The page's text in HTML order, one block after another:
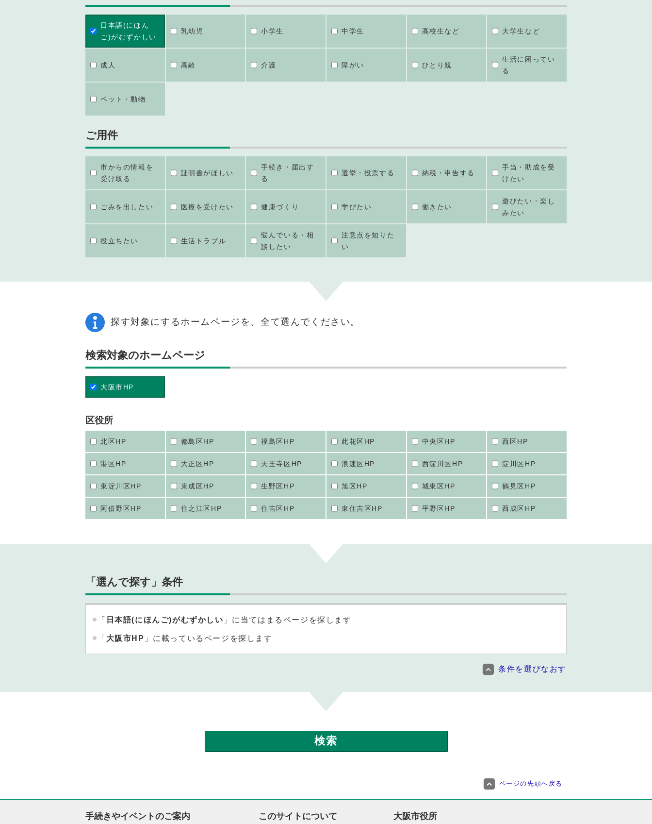
日本語(にほん
ご)がむずかしい
乳幼児 小学生 中学生 高校生など 大学生など
成人 高齢 介護 障がい ひとり親
生活に困ってい
る
ペット・動物
ご用件
市からの情報を
受け取る
証明書がほしい
手続き・届出す
る
選挙・投票する 納税・申告する
手当・助成を受
けたい
ごみを出したい 医療を受けたい 健康づくり 学びたい 働きたい
遊びたい・楽し
みたい
役立ちたい 生活トラブル
悩んでいる・相
談したい
注意点を知りた
い
探す対象にするホームページを、全て選んでください。
検索対象のホームページ
大阪市HP
区役所
北区HP 都島区HP 福島区HP 此花区HP 中央区HP 西区HP
港区HP 大正区HP 天王寺区HP 浪速区HP 西淀川区HP 淀川区HP
東淀川区HP 東成区HP 生野区HP 旭区HP 城東区HP 鶴見区HP
阿倍野区HP 住之江区HP 住吉区HP 東住吉区HP 平野区HP 西成区HP
「選んで探す」条件
「 日本語(にほんご)がむずかしい 」に当てはまるページを探します
「 大阪市HP 」に載っているページを探します
条件を選びなおす
ページの先頭へ戻る
手続きやイベントのご案内 このサイトについて 大阪市役所